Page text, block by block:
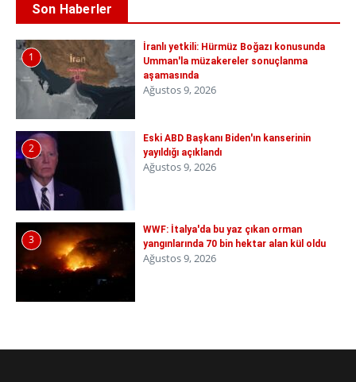
Son Haberler
1
İranlı yetkili: Hürmüz Boğazı konusunda
Umman'la müzakereler sonuçlanma
aşamasında
Ağustos 9, 2026
2
Eski ABD Başkanı Biden'ın kanserinin
yayıldığı açıklandı
Ağustos 9, 2026
3
WWF: İtalya'da bu yaz çıkan orman
yangınlarında 70 bin hektar alan kül oldu
Ağustos 9, 2026